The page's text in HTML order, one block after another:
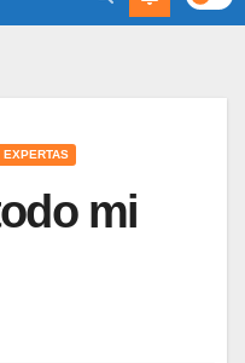
EXPERTAS
mi